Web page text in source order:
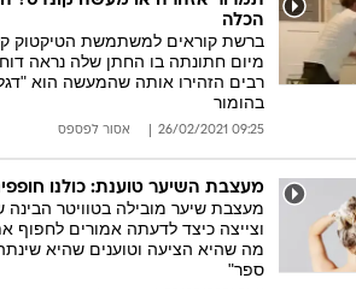
הכלה
ברשת קוראים למשתמשת הטיקטוק
רבים הזהירו אותה שהמעשה הוא
בהומור
09:25 26/02/2021 אסור לפספס
מעצבת השיער טוענת: כולנו
מעצבת שיער מובילה בטוויטר
וצייצה כיצד לדעתה אמורים
מה שהיא הציעה וטוענים שהיא
ספר"